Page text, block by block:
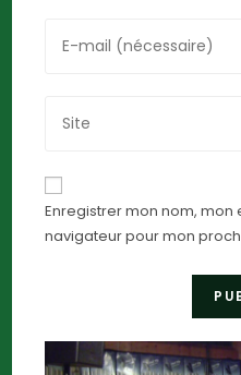
Enregistrer mon nom,
navigateur pour mon